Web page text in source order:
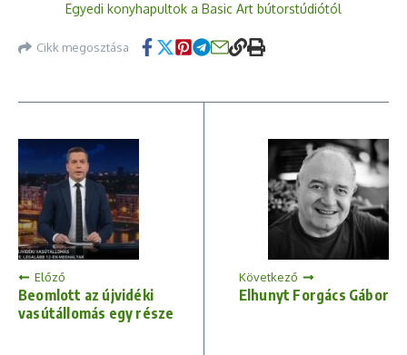
Egyedi konyhapultok a Basic Art bútorstúdiótól
Cikk megosztása
Előző
Beomlott az újvidéki
vasútállomás egy része
Következő
Elhunyt Forgács Gábor